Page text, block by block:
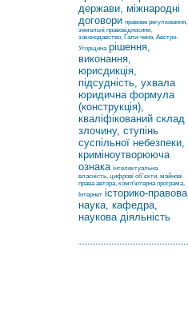
держави, міжнародні
договори правове регулювання,
земельні правовідносини,
законодавство, Гали-чина, Австро-
Угорщина рішення,
виконання,
юрисдикція,
підсудність, ухвала
юридична формула
(конструкція),
кваліфікований склад
злочину, ступінь
суспільної небезпеки,
криміноутворююча
ознака інтелектуальна
власність, цифрові об’єкти, майнові
права автора, комп’ютерна програма,
Інтернет історико-правова
наука, кафедра,
наукова діяльність